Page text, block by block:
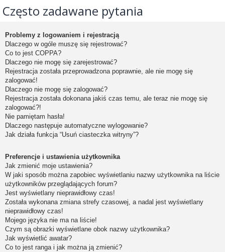
Często zadawane pytania
Problemy z logowaniem i rejestracją
Dlaczego w ogóle muszę się rejestrować?
Co to jest COPPA?
Dlaczego nie mogę się zarejestrować?
Rejestracja została przeprowadzona poprawnie, ale nie mogę się
zalogować!
Dlaczego nie mogę się zalogować?
Rejestracja została dokonana jakiś czas temu, ale teraz nie mogę się
zalogować?!
Nie pamiętam hasła!
Dlaczego następuje automatyczne wylogowanie?
Jak działa funkcja “Usuń ciasteczka witryny”?
Preferencje i ustawienia użytkownika
Jak zmienić moje ustawienia?
W jaki sposób można zapobiec wyświetlaniu nazwy użytkownika na liście
użytkowników przeglądających forum?
Jest wyświetlany nieprawidłowy czas!
Została wykonana zmiana strefy czasowej, a nadal jest wyświetlany
nieprawidłowy czas!
Mojego języka nie ma na liście!
Czym są obrazki wyświetlane obok nazwy użytkownika?
Jak wyświetlić awatar?
Co to jest ranga i jak można ją zmienić?